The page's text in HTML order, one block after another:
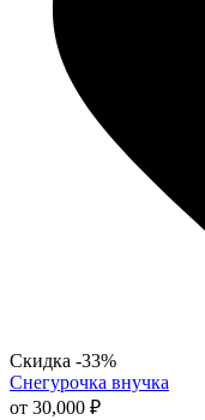
Скидка -33%
Снегурочка внучка
от 30,000 ₽